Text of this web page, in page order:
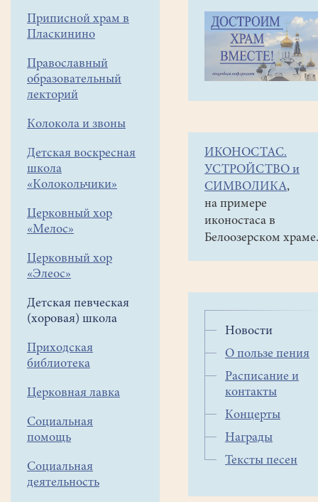
Боковое
меню
Приписной храм в
Пласкинино
Православный
образовательный
лекторий
Колокола и звоны
Детская воскресная
школа
«Колокольчики»
Церковный хор
«Мелос»
Церковный хор
«Элеос»
Детская певческая
(хоровая) школа
Приходская
библиотека
Церковная лавка
Социальная
помощь
Социальная
деятельность
Строка
навигации
Детская
ИКОНОСТАС.
УСТРОЙСТВО и
СИМВОЛИКА,
на примере
иконостаса в
Белоозерском храме.
Новости
О пользе пения
Расписание и
контакты
Концерты
Награды
Тексты песен